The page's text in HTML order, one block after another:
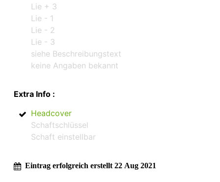
Lie + 3
Lie - 1
Lie - 2
Lie - 3
siehe Beschreibungstext
keine Angaben bekannt
Extra Info :
Headcover
Schaftschlüssel
Schaft einstellbar
Eintrag erfolgreich erstellt 22 Aug 2021